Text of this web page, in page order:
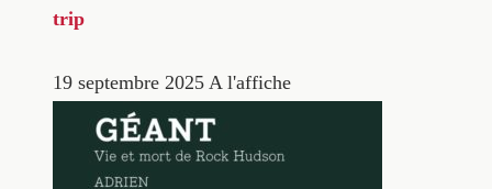
trip
19 septembre 2025 A l'affiche